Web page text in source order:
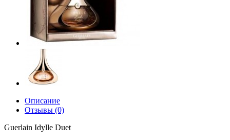
Описание
Отзывы (0)
Guerlain Idylle Duet